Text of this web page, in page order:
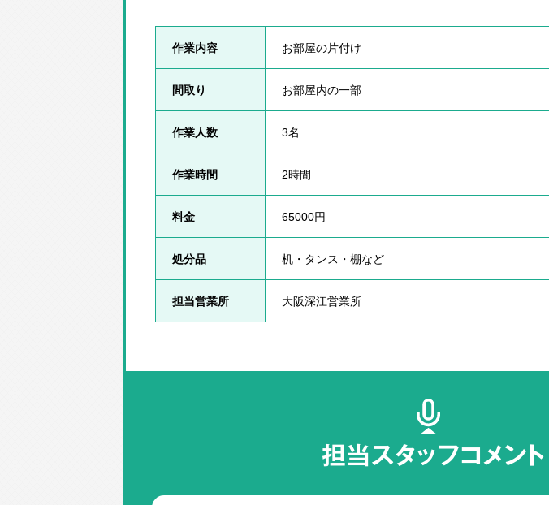
作業内容 お部屋の片付け
間取り お部屋内の一部
作業人数 3名
作業時間 2時間
料金 65000円
処分品 机・タンス・棚など
担当営業所 大阪深江営業所
担当スタッフコメント